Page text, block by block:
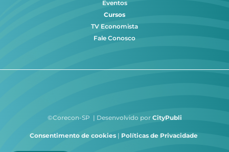
Eventos
Cursos
TV Economista
Fale Conosco
©Corecon-SP | Desenvolvido por CityPubli
Consentimento de cookies | Políticas de Privacidade